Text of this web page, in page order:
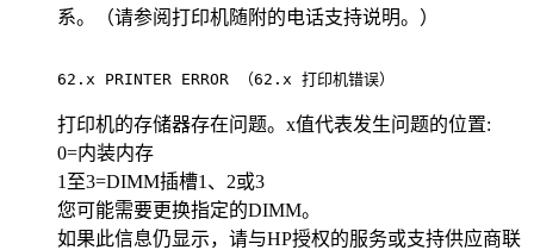
系。（请参阅打印机随附的电话支持说明。）
62.x PRINTER
打印机的存储器存在问题。x值代表发生问题的位置:
0=内装内存
1至3=DIMM插槽1、2或3
您可能需要更换指定的DIMM。
如果此信息仍显示，请与HP授权的服务或支持供应商联